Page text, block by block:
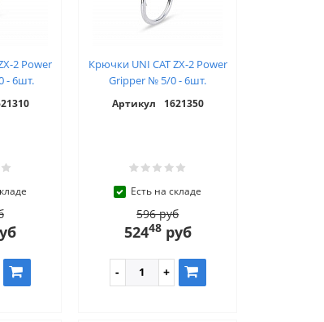
2 Power
- 6шт.
Крючки UNI CAT ZX-2 Power
Gripper № 5/0 - 6шт.
Артикул 1621350
Есть на складе
596 руб
52448руб